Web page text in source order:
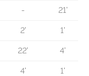
- 21'
2' 1'
22' 4'
4' 1'